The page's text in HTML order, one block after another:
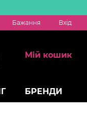
Бажання Вхід
Мій кошик
БРЕНДИ